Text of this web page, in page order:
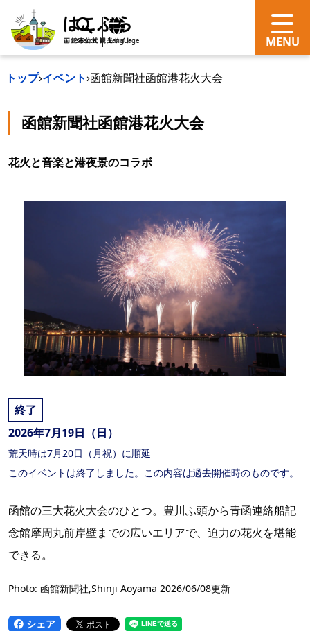
search Language
トップ›イベント›函館新聞社函館港花火大会
函館新聞社函館港花火大会
花火と音楽と港夜景のコラボ
終了
2026年7月19日（日）
荒天時は7月20日（月祝）に順延
このイベントは終了しました。この内容は過去開催時のものです。
函館の三大花火大会のひとつ。豊川ふ頭から青函連絡船記
念館摩周丸前岸壁までの広いエリアで、迫力の花火を堪能
できる。
Photo: 函館新聞社,Shinji Aoyama 2026/06/08更新
シェア